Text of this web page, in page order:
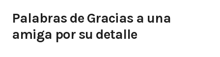
Palabras de Gracias a una
amiga por su detalle